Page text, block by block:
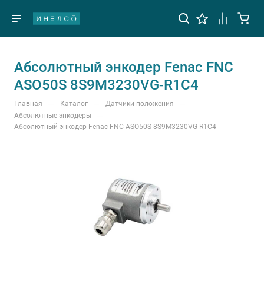
Абсолютный энкодер Fenac FNC
ASO50S 8S9M3230VG-R1C4
Главная — Каталог — Датчики положения —
Абсолютные энкодеры —
Абсолютный энкодер Fenac FNC ASO50S 8S9M3230VG-R1C4